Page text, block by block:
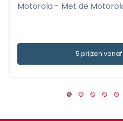
Motorola - Met de
5 prijzen